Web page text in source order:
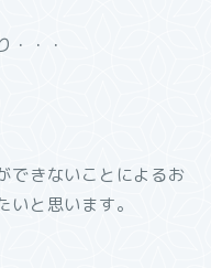
・・・
できないことによるお
と思います。